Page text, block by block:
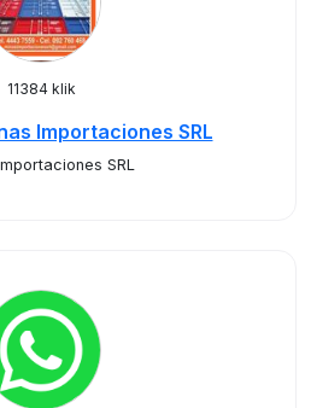
11384 klik
Importaciones SRL
SRL